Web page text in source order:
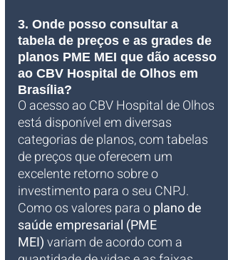
3. Onde posso consultar a
tabela de preços e as grades de
planos PME MEI que dão acesso
ao CBV Hospital de Olhos em
Brasília?
O acesso ao CBV Hospital de Olhos
está disponível em diversas
categorias de planos, com tabelas
de preços que oferecem um
excelente retorno sobre o
investimento para o seu CNPJ.
Como os valores para o plano de
saúde empresarial (PME
MEI) variam de acordo com a